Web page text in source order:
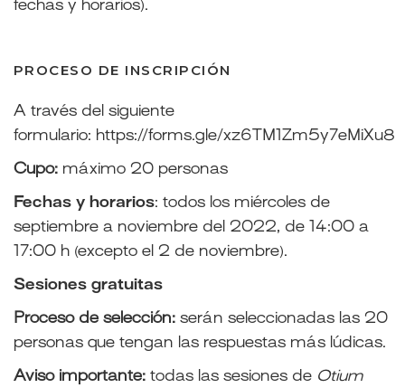
fechas y horarios).
PROCESO DE INSCRIPCIÓN
A través del siguiente
formulario: https://forms.gle/xz6TM1Zm5y7eMiXu8
Cupo: máximo 20 personas
Fechas y horarios: todos los miércoles de
septiembre a noviembre del 2022, de 14:00 a
17:00 h (excepto el 2 de noviembre).
Sesiones gratuitas
Proceso de selección: serán seleccionadas las 20
personas que tengan las respuestas más lúdicas.
Aviso importante: todas las sesiones de Otium